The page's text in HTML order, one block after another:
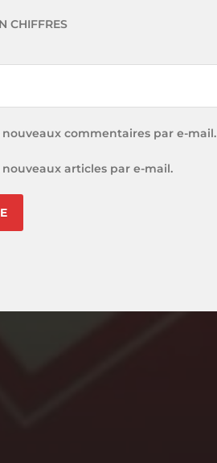
CHIFFRES
commentaires par e-mail.
articles par e-mail.